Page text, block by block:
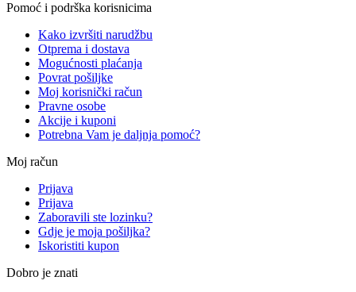
Pomoć i podrška korisnicima
Kako izvršiti narudžbu
Otprema i dostava
Mogućnosti plaćanja
Povrat pošiljke
Moj korisnički račun
Pravne osobe
Akcije i kuponi
Potrebna Vam je daljnja pomoć?
Moj račun
Prijava
Prijava
Zaboravili ste lozinku?
Gdje je moja pošiljka?
Iskoristiti kupon
Dobro je znati